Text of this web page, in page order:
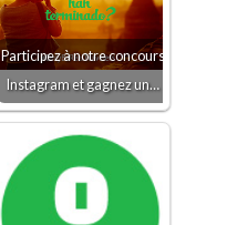
Participez à notre concours
Instagram et gagnez un…